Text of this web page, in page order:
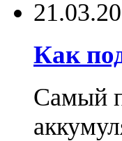
Как
Самый